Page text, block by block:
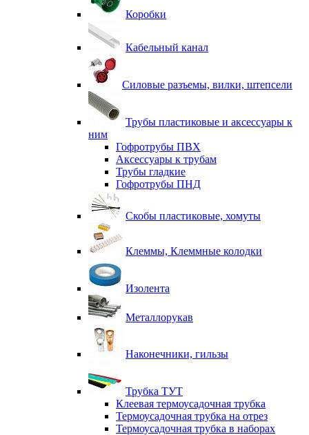
Коробки
Кабельный канал
Силовые разъемы, вилки, штепсели
Трубы пластиковые и аксессуары к
ним
Гофротрубы ПВХ
Аксессуары к трубам
Трубы гладкие
Гофротрубы ПНД
Скобы пластиковые, хомуты
Клеммы, Клеммные колодки
Изолента
Металлорукав
Наконечники, гильзы
Трубка ТУТ
Клеевая термоусадочная трубка
Термоусадочная трубка на отрез
Термоусадочная трубка в наборах